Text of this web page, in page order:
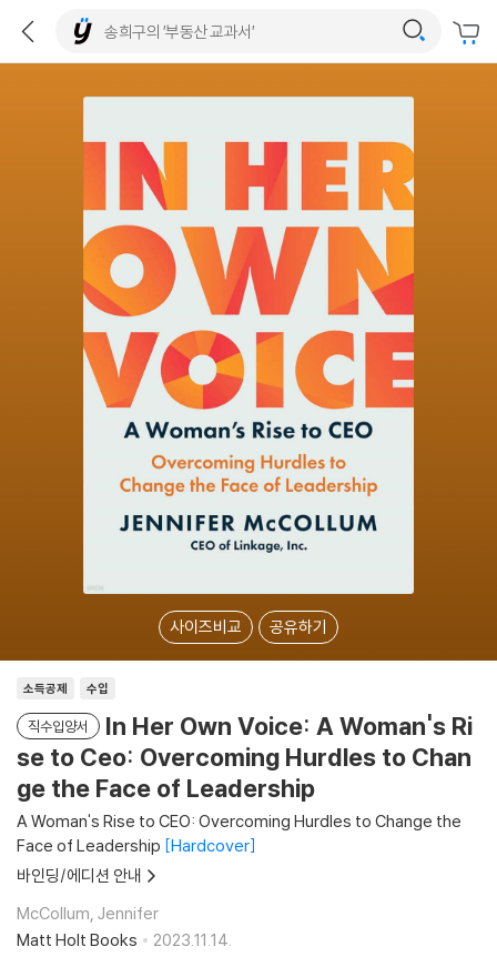
사이즈비교 공유하기
소득공제 수입
직수입양서
In Her Own Voice: A Woman's Ri
se to Ceo: Overcoming Hurdles to Chan
ge the Face of Leadership
A Woman's Rise to CEO: Overcoming Hurdles to Change the
Face of Leadership Hardcover
바인딩/에디션 안내
McCollum, Jennifer
Matt Holt Books
2023.11.14.